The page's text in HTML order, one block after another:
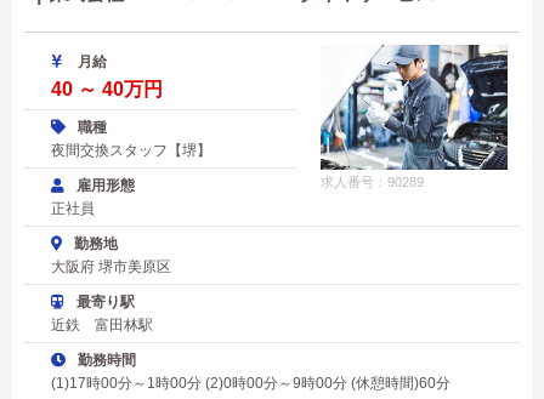
求人番号：90289
月給
40 ～ 40万円
職種
夜間交換スタッフ【堺】
雇用形態
正社員
勤務地
大阪府 堺市美原区
最寄り駅
近鉄 富田林駅
勤務時間
(1)17時00分～1時00分 (2)0時00分～9時00分 (休憩時間)60分